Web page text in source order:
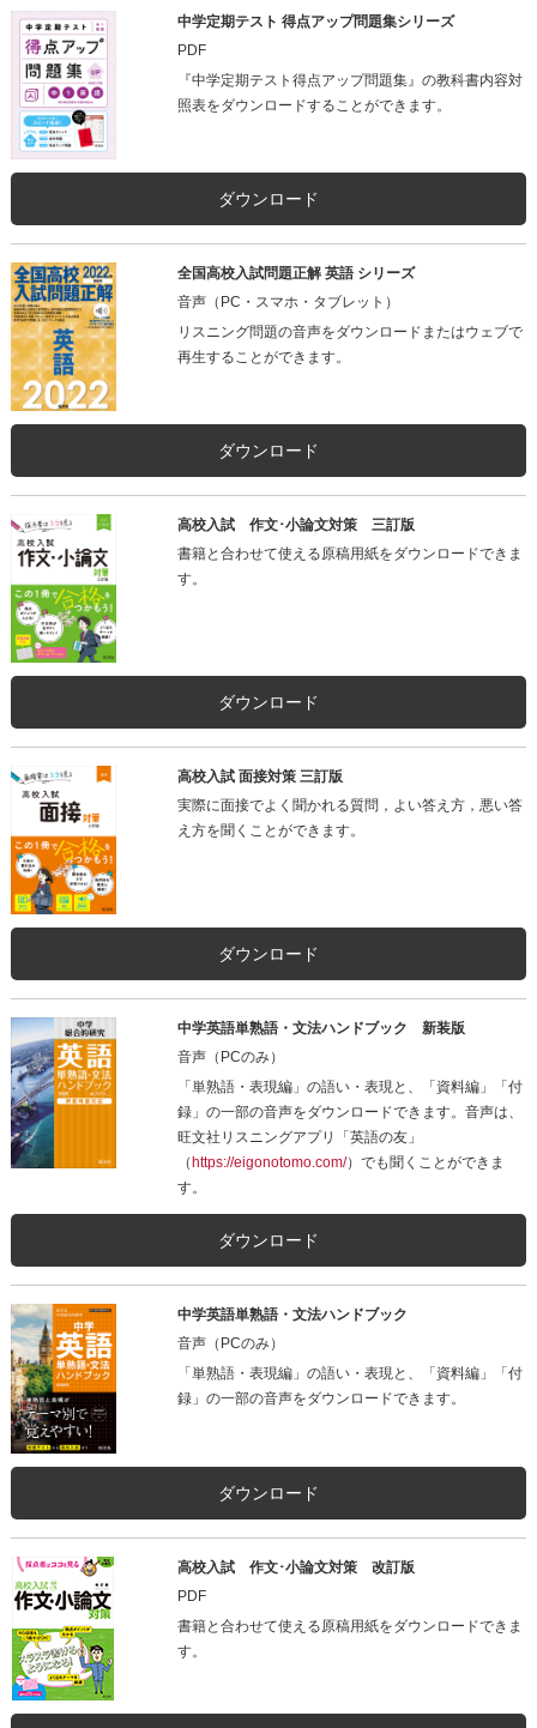
中学定期テスト 得点アップ問題集シリーズ
PDF
『中学定期テスト得点アップ問題集』の教科書内容対
照表をダウンロードすることができます。
ダウンロード
全国高校入試問題正解 英語 シリーズ
音声（PC・スマホ・タブレット）
リスニング問題の音声をダウンロードまたはウェブで
再生することができます。
ダウンロード
高校入試 作文･小論文対策 三訂版
書籍と合わせて使える原稿用紙をダウンロードできま
す。
ダウンロード
高校入試 面接対策 三訂版
実際に面接でよく聞かれる質問，よい答え方，悪い答
え方を聞くことができます。
ダウンロード
中学英語単熟語・文法ハンドブック 新装版
音声（PCのみ）
「単熟語・表現編」の語い・表現と、「資料編」「付
録」の一部の音声をダウンロードできます。音声は、
旺文社リスニングアプリ「英語の友」
（https://eigonotomo.com/）でも聞くことができま
す。
ダウンロード
中学英語単熟語・文法ハンドブック
音声（PCのみ）
「単熟語・表現編」の語い・表現と、「資料編」「付
録」の一部の音声をダウンロードできます。
ダウンロード
高校入試 作文･小論文対策 改訂版
PDF
書籍と合わせて使える原稿用紙をダウンロードできま
す。